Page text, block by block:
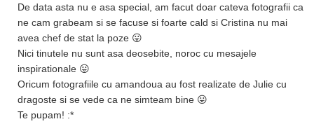
De data asta nu e asa special, am facut doar cateva fotografii ca
ne cam grabeam si se facuse si foarte cald si Cristina nu mai
avea chef de stat la poze 😛
Nici tinutele nu sunt asa deosebite, noroc cu mesajele
inspirationale 😛
Oricum fotografiile cu amandoua au fost realizate de Julie cu
dragoste si se vede ca ne simteam bine 😛
Te pupam! :*